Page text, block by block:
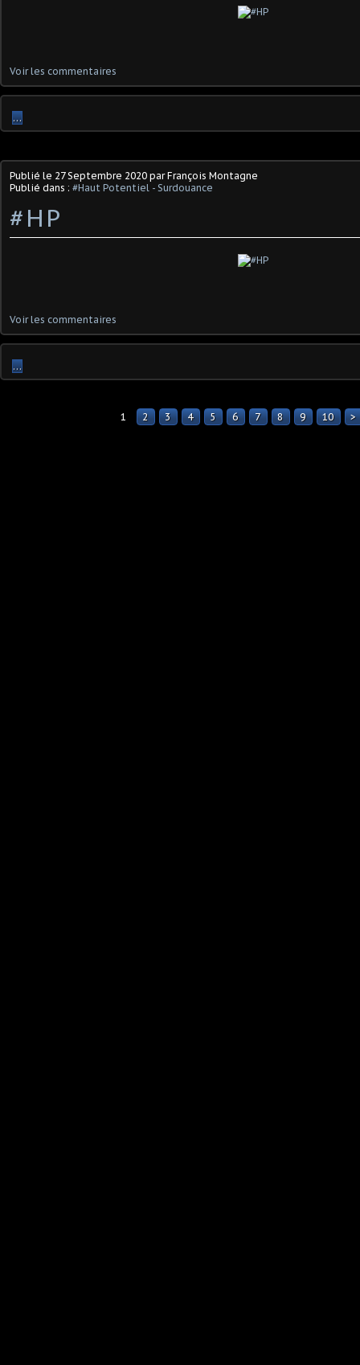
Voir les commentaires
…
Publié le 27 Septembre 2020 par François Montagne
Publié dans : #Haut Potentiel - Surdouance
#HP
Voir les commentaires
…
1 2 3 4 5 6 7 8 9 10 >